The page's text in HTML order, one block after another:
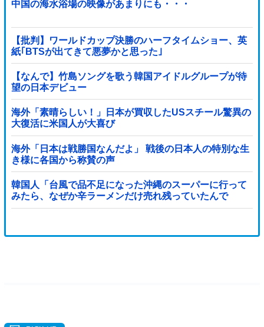
中国の海水浴場の映像があまりにも・・・
【批判】ワールドカップ決勝のハーフタイムショー、英
紙｢BTSが出てきて悪夢かと思った｣
【なんで】竹島ソングを歌う韓国アイドルグループが待
望の日本デビュー
海外「素晴らしい！」日本が買収したUSスチール驚異の
大復活に米国人が大喜び
海外「日本は戦勝国なんだよ」 戦後の日本人の特別な生
き様に各国から称賛の声
韓国人「台風で品不足になった沖縄のスーパーに行って
みたら、なぜか辛ラーメンだけ売れ残っていたんで
す…」